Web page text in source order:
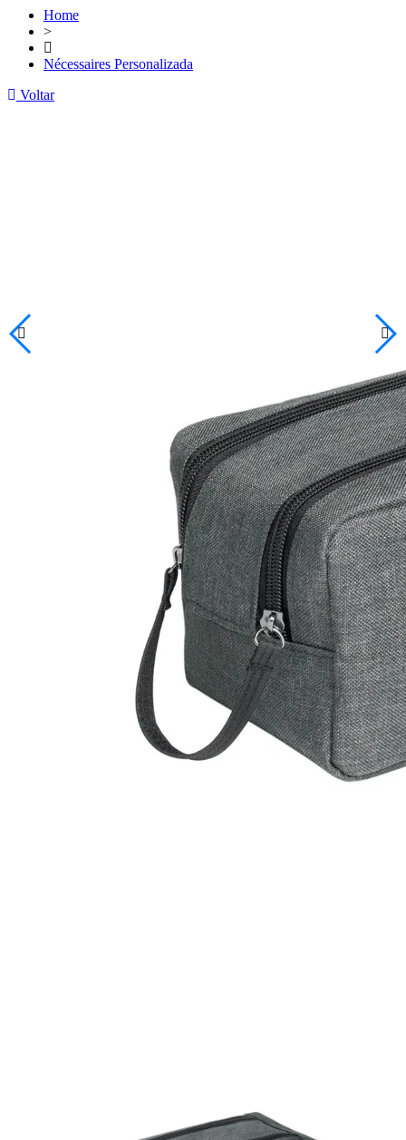
Home
>
Nécessaires Personalizada
Voltar